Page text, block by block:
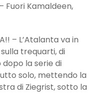
– Fuori Kamaldeen,
– L’Atalanta va in
trequarti, di
dopo la serie di
solo, mettendo la
di Ziegrist, sotto la